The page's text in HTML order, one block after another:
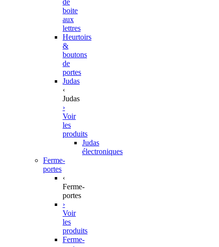
boite
aux
lettres
Heurtoirs
&
boutons
de
portes
Judas
‹
Judas
›
Voir
les
produits
Judas
électroniques
Ferme-
portes
‹
Ferme-
portes
›
Voir
les
produits
Ferme-